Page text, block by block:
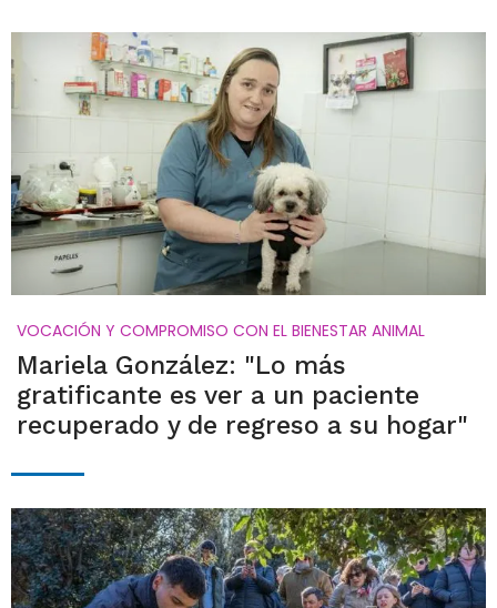
VOCACIÓN Y COMPROMISO CON EL BIENESTAR ANIMAL
Mariela González: "Lo más
gratificante es ver a un paciente
recuperado y de regreso a su hogar"